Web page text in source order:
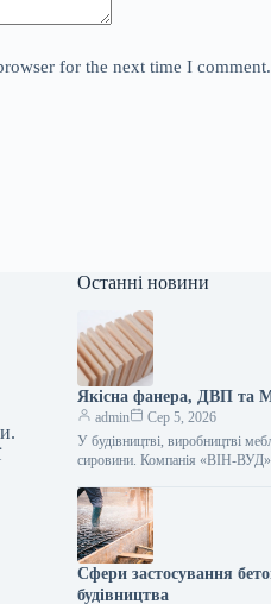
for the next time I comment.
Останні новини
Якісна фанера, ДВП та
admin
Сер 5, 2026
У будівництві, виробництві
сировини. Компанія «ВІН-
Сфери застосування
будівництва